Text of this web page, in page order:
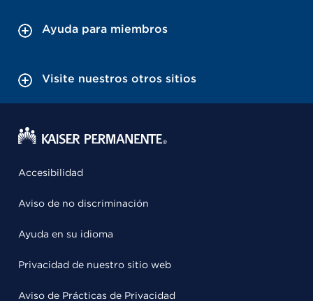
Ayuda para miembros
Visite nuestros otros sitios
Accesibilidad
Aviso de no discriminación
Ayuda en su idioma
Privacidad de nuestro sitio web
Aviso de Prácticas de Privacidad